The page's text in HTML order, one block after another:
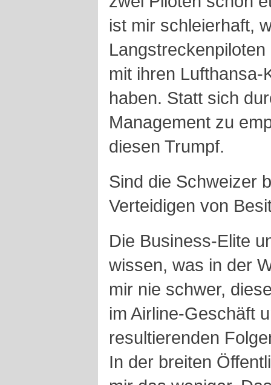
ist mir schleierhaft,
mit ihren
haben. Statt sich
Management zu
diesen Trumpf.
Sind die Schweizer
Verteidigen von
Die Business-Elite
wissen, was in der
mir nie schwer,
im Airline-Geschäft
resultierenden
In der breiten